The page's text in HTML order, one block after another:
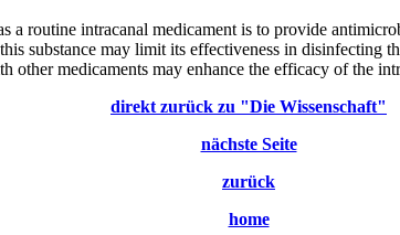
routine intracanal medicament is to provide
substance may limit its effectiveness in disinfecting
medicaments may enhance the efficacy of the
direkt zurück zu "Die Wissenschaft"
nächste Seite
zurück
home